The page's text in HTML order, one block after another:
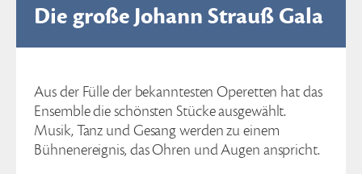
Die große Johann Strauß Gala
Aus der Fülle der bekanntesten Operetten hat das
Ensemble die schönsten Stücke ausgewählt.
Musik, Tanz und Gesang werden zu einem
Bühnenereignis, das Ohren und Augen anspricht.